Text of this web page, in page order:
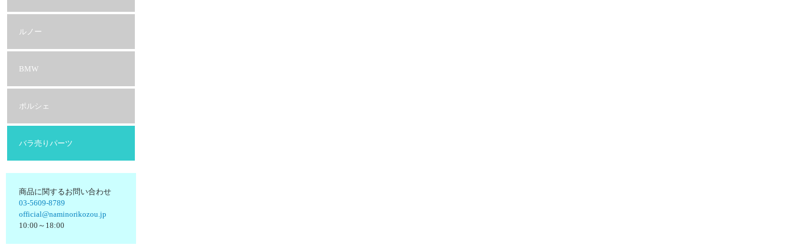
ルノー
BMW
ポルシェ
バラ売りパーツ
商品に関するお問い合わせ
03-5609-8789
official@naminorikozou.jp
10:00～18:00